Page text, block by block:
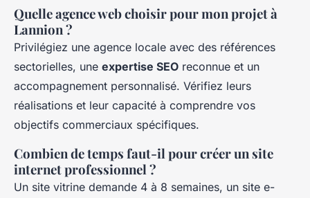
Quelle agence web choisir pour mon projet à
Lannion ?
Privilégiez une agence locale avec des références
sectorielles, une expertise SEO reconnue et un
accompagnement personnalisé. Vérifiez leurs
réalisations et leur capacité à comprendre vos
objectifs commerciaux spécifiques.
Combien de temps faut-il pour créer un site
internet professionnel ?
Un site vitrine demande 4 à 8 semaines, un site e-